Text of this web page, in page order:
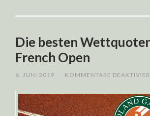
Die besten
French Open
6. JUNI 2019 KOMMENTARE